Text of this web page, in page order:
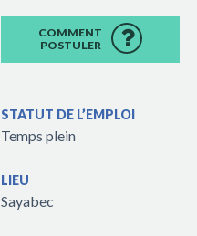
COMMENT
POSTULER
STATUT DE L’EMPLOI
Temps plein
LIEU
Sayabec